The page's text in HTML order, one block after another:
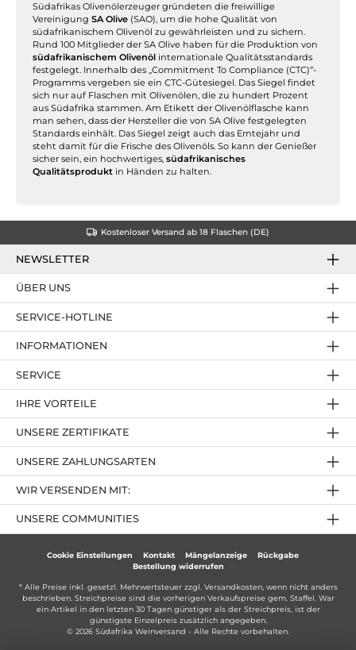
Südafrikas Olivenölerzeuger gründeten die freiwillige
Vereinigung SA Olive (SAO), um die hohe Qualität von
südafrikanischem Olivenöl zu gewährleisten und zu sichern.
Rund 100 Mitglieder der SA Olive haben für die Produktion von
südafrikanischem Olivenöl internationale Qualitätsstandards
festgelegt. Innerhalb des „Commitment To Compliance (CTC)“-
Programms vergeben sie ein CTC-Gütesiegel. Das Siegel findet
sich nur auf Flaschen mit Olivenölen, die zu hundert Prozent
aus Südafrika stammen. Am Etikett der Olivenölflasche kann
man sehen, dass der Hersteller die von SA Olive festgelegten
Standards einhält. Das Siegel zeigt auch das Erntejahr und
steht damit für die Frische des Olivenöls. So kann der Genießer
sicher sein, ein hochwertiges, südafrikanisches
Qualitätsprodukt in Händen zu halten.
Kostenloser Versand ab 18 Flaschen (DE)
NEWSLETTER
SERVICE-HOTLINE
IHRE VORTEILE
UNSERE ZAHLUNGSARTEN
ÜBER UNS
UNSERE ZERTIFIKATE
INFORMATIONEN
SERVICE
UNSERE COMMUNITIES
WIR VERSENDEN MIT:
Cookie Einstellungen Kontakt Mängelanzeige
Rückgabe
Bestellung widerrufen
* Alle Preise inkl. gesetzl. Mehrwertsteuer zzgl. Versandkosten, wenn nicht anders
beschrieben. Streichpreise sind die vorherigen Verkaufspreise gem. Staffel. War
ein Artikel in den letzten 30 Tagen günstiger als der Streichpreis, ist der
günstigste Einzelpreis zusätzlich angegeben.
© 2026 Südafrika Weinversand - Alle Rechte vorbehalten.